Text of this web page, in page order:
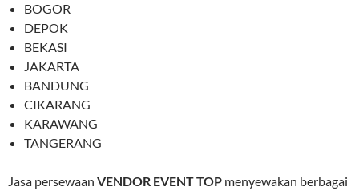
BOGOR
DEPOK
BEKASI
JAKARTA
BANDUNG
CIKARANG
KARAWANG
TANGERANG
Jasa persewaan VENDOR EVENT TOP menyewakan berbagai